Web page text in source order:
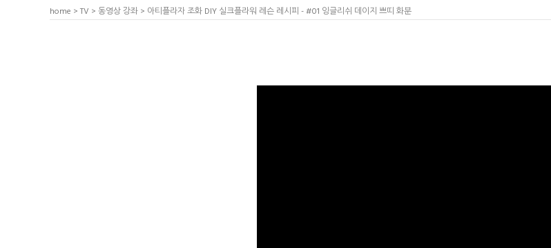
home > TV > 동영상 강좌 > 아티플라자 조화 DIY 실크플라워 레슨 레시피 - #01 잉글리쉬 데이지 쁘띠 화분